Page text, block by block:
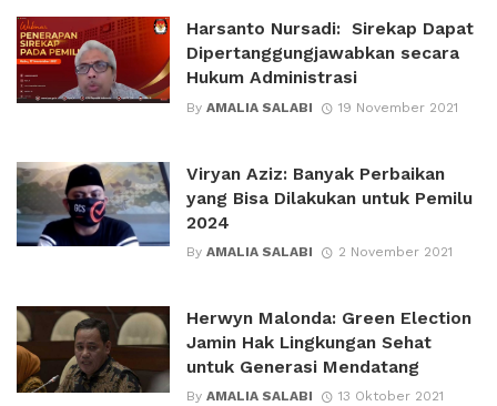
Harsanto Nursadi: Sirekap Dapat
Dipertanggungjawabkan secara
Hukum Administrasi
By AMALIA SALABI 19 November 2021
Viryan Aziz: Banyak Perbaikan
yang Bisa Dilakukan untuk Pemilu
2024
By AMALIA SALABI 2 November 2021
Herwyn Malonda: Green Election
Jamin Hak Lingkungan Sehat
untuk Generasi Mendatang
By AMALIA SALABI 13 Oktober 2021